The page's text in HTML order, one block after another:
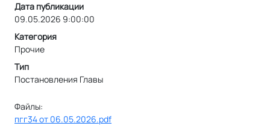
Дата публикации
09.05.2026 9:00:00
Категория
Прочие
Тип
Постановления Главы
Файлы:
пгг34 от 06.05.2026.pdf